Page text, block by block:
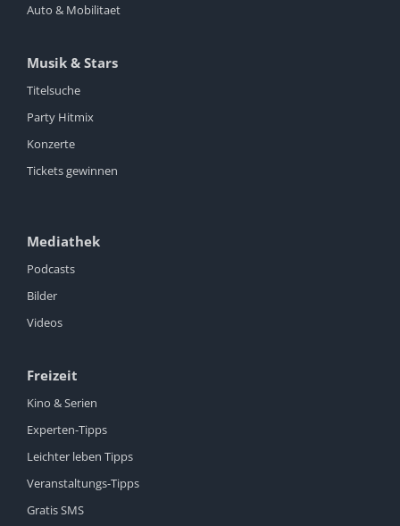
Auto & Mobilitaet
Musik & Stars
Titelsuche
Party Hitmix
Konzerte
Tickets gewinnen
Mediathek
Podcasts
Bilder
Videos
Freizeit
Kino & Serien
Experten-Tipps
Leichter leben Tipps
Veranstaltungs-Tipps
Gratis SMS